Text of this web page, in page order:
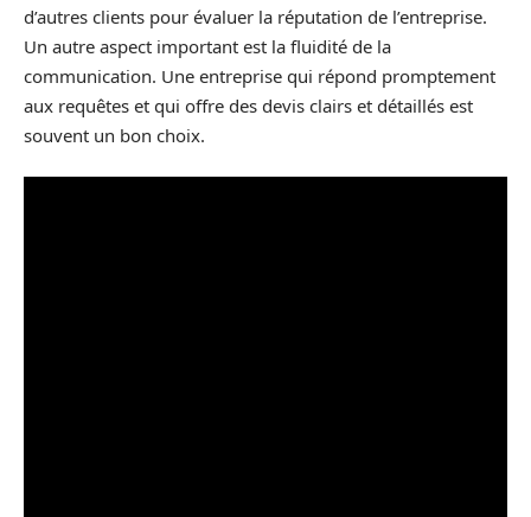
d’autres clients pour évaluer la réputation de l’entreprise.
Un autre aspect important est la fluidité de la
communication. Une entreprise qui répond promptement
aux requêtes et qui offre des devis clairs et détaillés est
souvent un bon choix.